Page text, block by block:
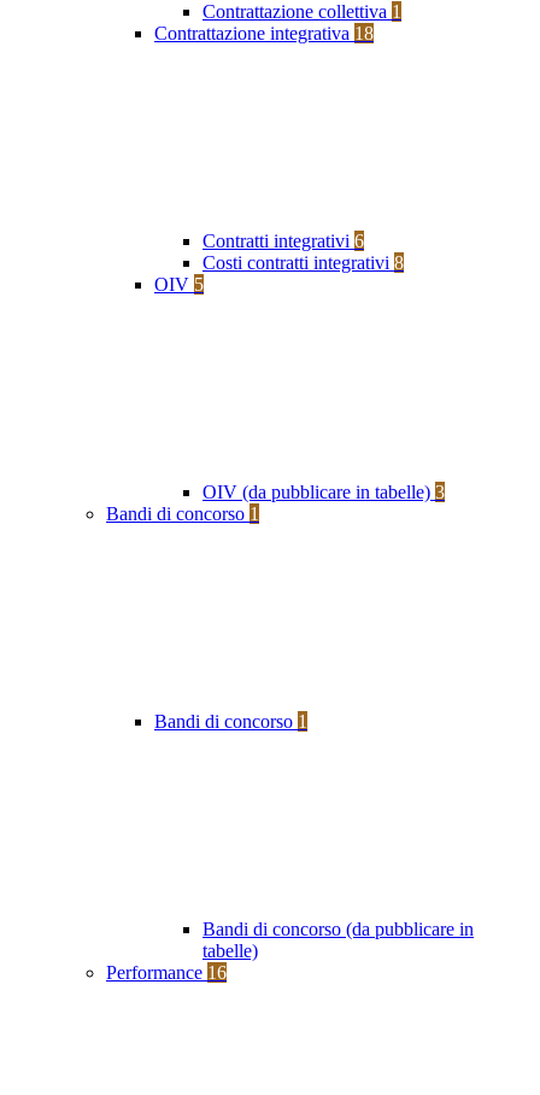
Contrattazione collettiva 1
Contrattazione integrativa 18
Contratti integrativi 6
Costi contratti integrativi 8
OIV 5
OIV (da pubblicare in tabelle) 3
Bandi di concorso 1
Bandi di concorso 1
Bandi di concorso (da pubblicare in
tabelle)
Performance 16